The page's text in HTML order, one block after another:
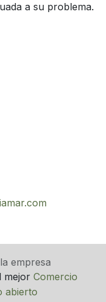
a su problema.
empresa
mejorComercio
abierto